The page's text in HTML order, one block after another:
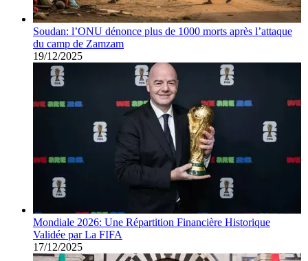
Soudan: l’ONU dénonce plus de 1000 morts après l’attaque
du camp de Zamzam
19/12/2025
Mondiale 2026: Une Répartition Financière Historique
Validée par La FIFA
17/12/2025